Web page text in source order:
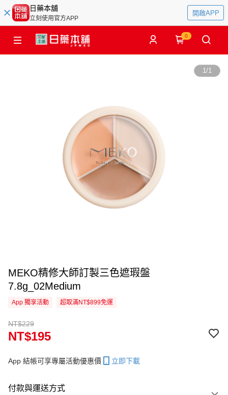
日藥本舖
立刻使用官方APP
開啟APP
0
1/1
MEKO精修大師訂製三色遮瑕盤
7.8g_02Medium
App 獨享活動 超取滿NT$899免運
NT$229
NT$195
App 結帳可享專屬活動優惠價 立即下載
付款與運送方式